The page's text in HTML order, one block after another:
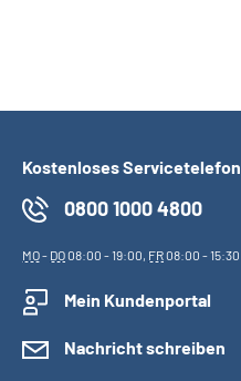
Kostenloses Servicetelefon
0800 1000 4800
MO- DO08:00 - 19:00, FR08:00 - 15:30
Mein Kundenportal
Nachricht schreiben